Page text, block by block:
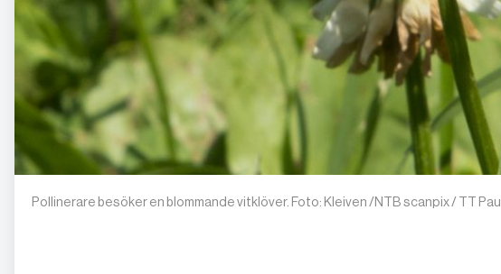
Pollinerare besöker en blommande vitklöver. Foto: Kleiven /NTB scanpix / TT Paul